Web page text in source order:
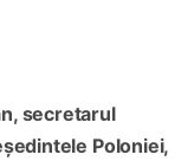
secretarul
Poloniei,